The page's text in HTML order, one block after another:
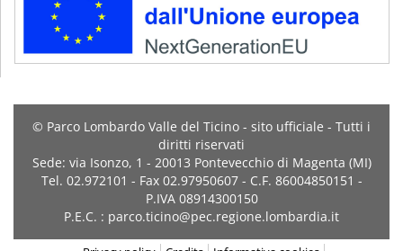
© Parco Lombardo Valle del Ticino - sito ufficiale - Tutti i
diritti riservati
Sede: via Isonzo, 1 - 20013 Pontevecchio di Magenta (MI)
Tel. 02.972101 - Fax 02.97950607 - C.F. 86004850151 -
P.IVA 08914300150
P.E.C. : parco.ticino@pec.regione.lombardia.it